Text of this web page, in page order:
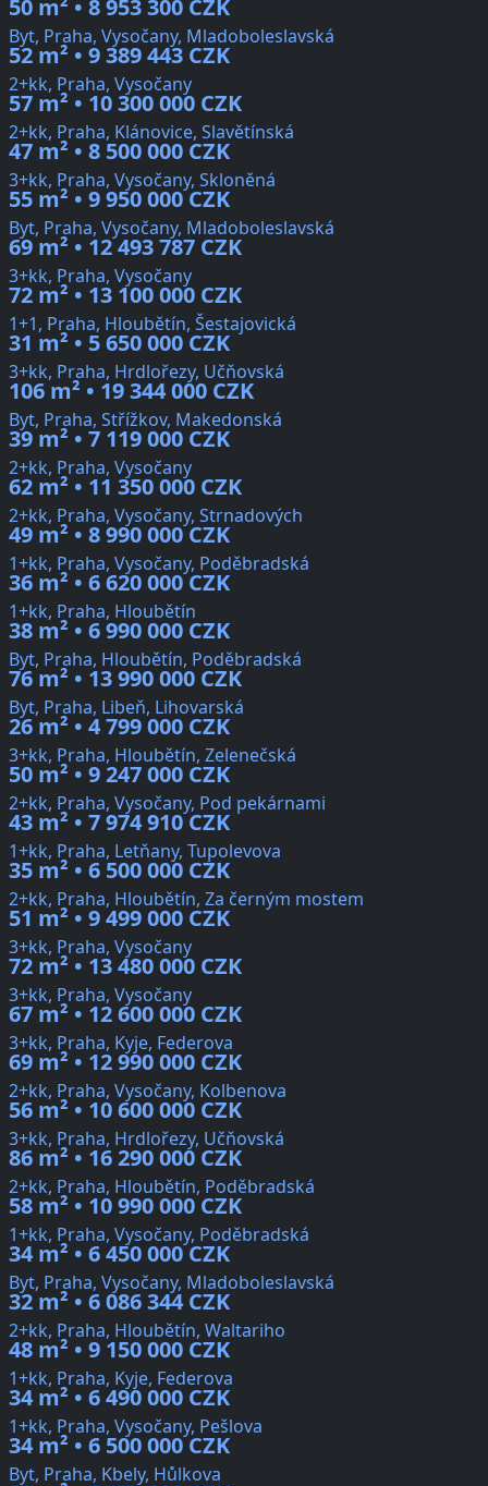
50 m² • 8 953 300 CZK
Byt, Praha, Vysočany, Mladoboleslavská
52 m² • 9 389 443 CZK
2+kk, Praha, Vysočany
57 m² • 10 300 000 CZK
2+kk, Praha, Klánovice, Slavětínská
47 m² • 8 500 000 CZK
3+kk, Praha, Vysočany, Skloněná
55 m² • 9 950 000 CZK
Byt, Praha, Vysočany, Mladoboleslavská
69 m² • 12 493 787 CZK
3+kk, Praha, Vysočany
72 m² • 13 100 000 CZK
1+1, Praha, Hloubětín, Šestajovická
31 m² • 5 650 000 CZK
3+kk, Praha, Hrdlořezy, Učňovská
106 m² • 19 344 000 CZK
Byt, Praha, Střížkov, Makedonská
39 m² • 7 119 000 CZK
2+kk, Praha, Vysočany
62 m² • 11 350 000 CZK
2+kk, Praha, Vysočany, Strnadových
49 m² • 8 990 000 CZK
1+kk, Praha, Vysočany, Poděbradská
36 m² • 6 620 000 CZK
1+kk, Praha, Hloubětín
38 m² • 6 990 000 CZK
Byt, Praha, Hloubětín, Poděbradská
76 m² • 13 990 000 CZK
Byt, Praha, Libeň, Lihovarská
26 m² • 4 799 000 CZK
3+kk, Praha, Hloubětín, Zelenečská
50 m² • 9 247 000 CZK
2+kk, Praha, Vysočany, Pod pekárnami
43 m² • 7 974 910 CZK
1+kk, Praha, Letňany, Tupolevova
35 m² • 6 500 000 CZK
2+kk, Praha, Hloubětín, Za černým mostem
51 m² • 9 499 000 CZK
3+kk, Praha, Vysočany
72 m² • 13 480 000 CZK
3+kk, Praha, Vysočany
67 m² • 12 600 000 CZK
3+kk, Praha, Kyje, Federova
69 m² • 12 990 000 CZK
2+kk, Praha, Vysočany, Kolbenova
56 m² • 10 600 000 CZK
3+kk, Praha, Hrdlořezy, Učňovská
86 m² • 16 290 000 CZK
2+kk, Praha, Hloubětín, Poděbradská
58 m² • 10 990 000 CZK
1+kk, Praha, Vysočany, Poděbradská
34 m² • 6 450 000 CZK
Byt, Praha, Vysočany, Mladoboleslavská
32 m² • 6 086 344 CZK
2+kk, Praha, Hloubětín, Waltariho
48 m² • 9 150 000 CZK
1+kk, Praha, Kyje, Federova
34 m² • 6 490 000 CZK
1+kk, Praha, Vysočany, Pešlova
34 m² • 6 500 000 CZK
Byt, Praha, Kbely, Hůlkova